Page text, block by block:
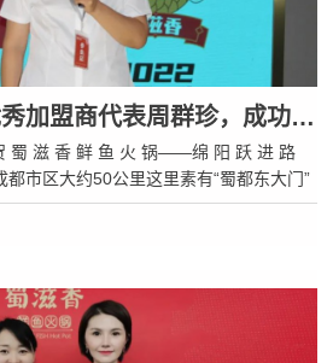
喜报！热烈祝贺优秀加盟商代表周群珍，成功签约第7家加盟店！
蜀 滋 香 鲜 鱼 火 锅——绵 阳 跃 进 路
市区大约50公里这里素有“蜀都东大门”
历史因此人文历史景点众多有张飞营、